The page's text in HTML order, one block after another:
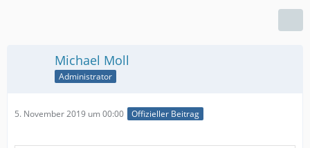
Michael Moll
Administrator
5. November 2019 um 00:00 Offizieller Beitrag